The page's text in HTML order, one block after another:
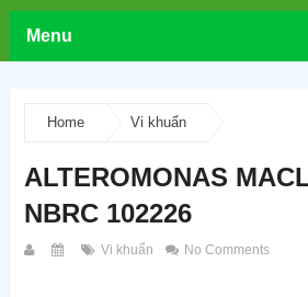
Menu
Home Vi khuẩn
ALTEROMONAS
NBRC 102226
Vi khuẩn No Comments